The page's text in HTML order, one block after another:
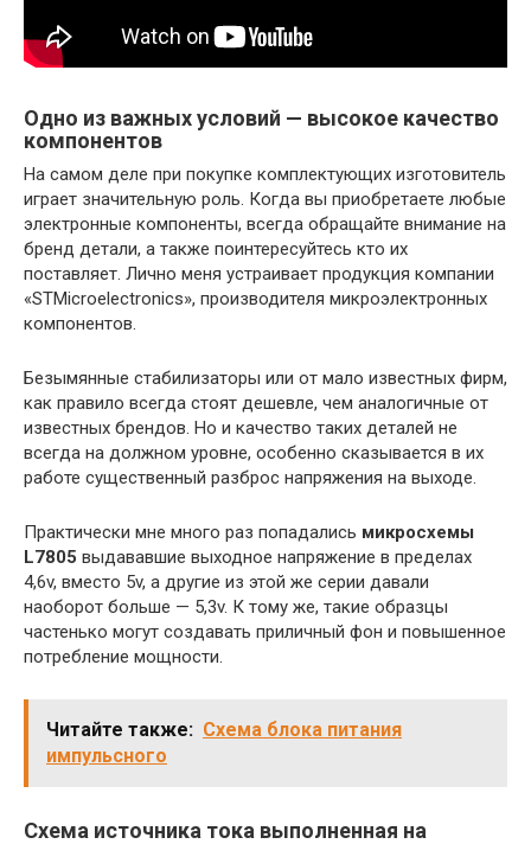
Одно из важных условий — высокое качество
компонентов
На самом деле при покупке комплектующих изготовитель
играет значительную роль. Когда вы приобретаете любые
электронные компоненты, всегда обращайте внимание на
бренд детали, а также поинтересуйтесь кто их
поставляет. Лично меня устраивает продукция компании
«STMicroelectronics», производителя микроэлектронных
компонентов.
Безымянные стабилизаторы или от мало известных фирм,
как правило всегда стоят дешевле, чем аналогичные от
известных брендов. Но и качество таких деталей не
всегда на должном уровне, особенно сказывается в их
работе существенный разброс напряжения на выходе.
Практически мне много раз попадались микросхемы
L7805 выдававшие выходное напряжение в пределах
4,6v, вместо 5v, а другие из этой же серии давали
наоборот больше — 5,3v. К тому же, такие образцы
частенько могут создавать приличный фон и повышенное
потребление мощности.
Читайте также: Схема блока питания
импульсного
Схема источника тока выполненная на